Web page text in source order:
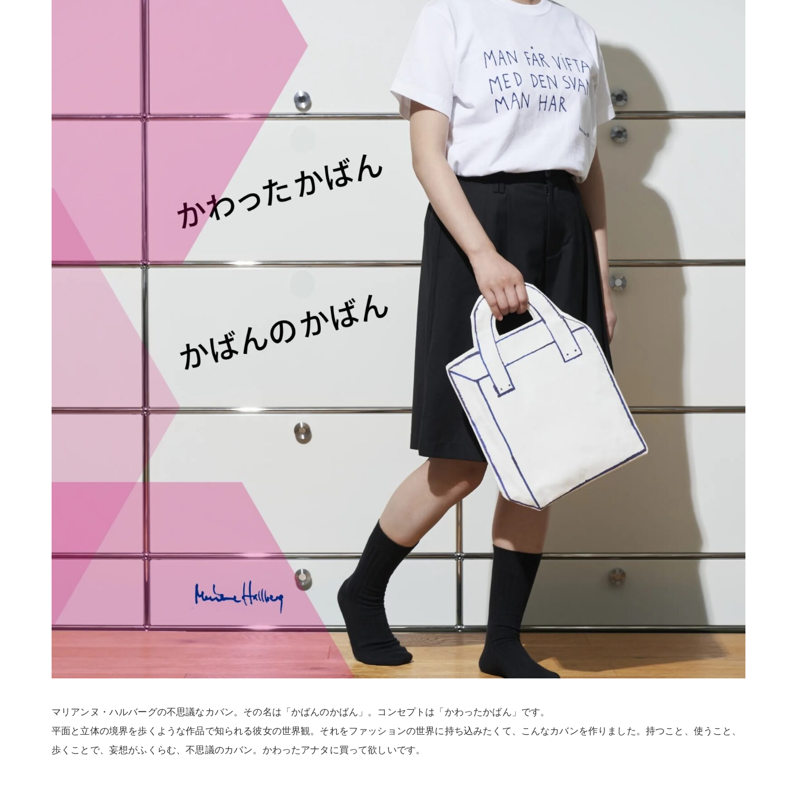
マリアンヌ・ハルバーグの不思議なカバン。その名は「かばんのかばん」。コンセプトは「かわったかばん」です。
平面と立体の境界を歩くような作品で知られる彼女の世界観。それをファッションの世界に持ち込みたくて、こんなカバンを作りました。持つこと、使うこと、
歩くことで、妄想がふくらむ、不思議のカバン。かわったアナタに買って欲しいです。